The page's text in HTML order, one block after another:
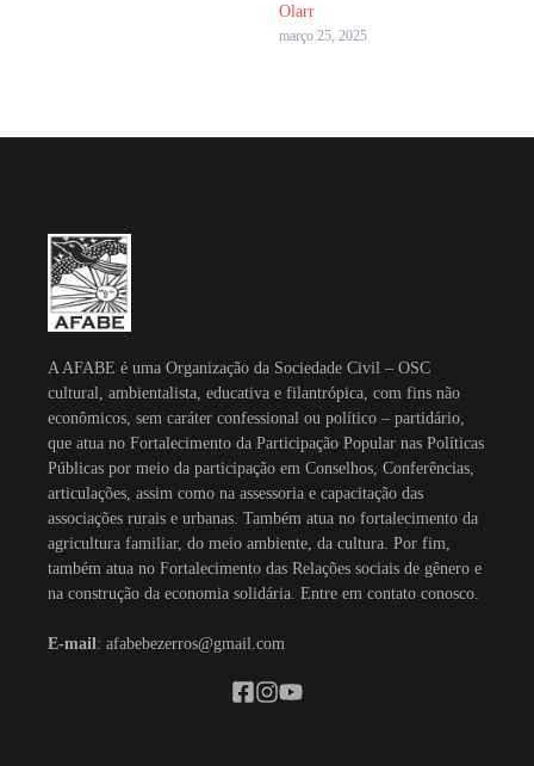
Olarr
março 25, 2025
A AFABE é uma Organização da Sociedade Civil – OSC
cultural, ambientalista, educativa e filantrópica, com fins não
econômicos, sem caráter confessional ou político – partidário,
que atua no Fortalecimento da Participação Popular nas Políticas
Públicas por meio da participação em Conselhos, Conferências,
articulações, assim como na assessoria e capacitação das
associações rurais e urbanas. Também atua no fortalecimento da
agricultura familiar, do meio ambiente, da cultura. Por fim,
também atua no Fortalecimento das Relações sociais de gênero e
na construção da economia solidária. Entre em contato conosco.
E-mail: afabebezerros@gmail.com